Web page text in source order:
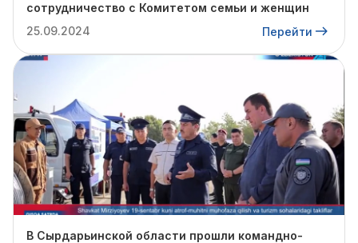
сотрудничество с Комитетом семьи и женщин
25.09.2024
Перейти
В Сырдарьинской области прошли командно-